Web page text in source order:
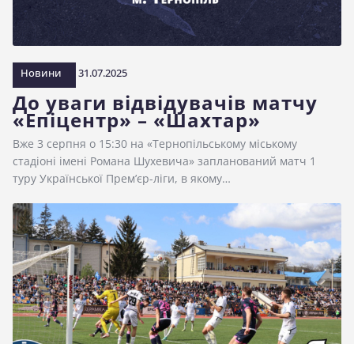
Новини 31.07.2025
До уваги відвідувачів матчу
«Епіцентр» – «Шахтар»
Вже 3 серпня о 15:30 на «Тернопільському міському
стадіоні імені Романа Шухевича» запланований матч 1
туру Української Прем’єр-ліги, в якому…